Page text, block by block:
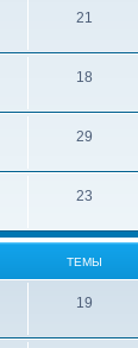
21
18
29
23
ТЕМЫ
19